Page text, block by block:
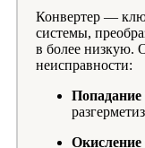
Конвертер —
системы,
в более низкую.
неисправности:
Окисление